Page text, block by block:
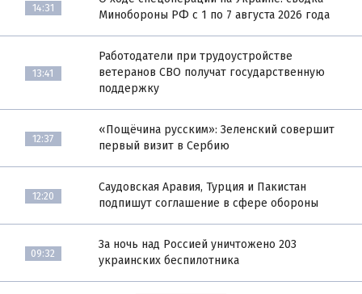
14:31
Минобороны РФ с 1 по 7 августа 2026 года
13:41
Работодатели при трудоустройстве
ветеранов СВО получат государственную
поддержку
12:37
«Пощёчина русским»: Зеленский совершит
первый визит в Сербию
12:20
Саудовская Аравия, Турция и Пакистан
подпишут соглашение в сфере обороны
09:32
За ночь над Россией уничтожено 203
украинских беспилотника